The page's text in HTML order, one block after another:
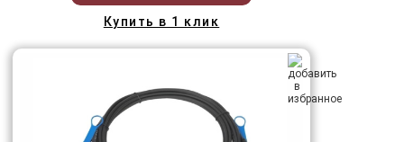
Купить в 1 клик